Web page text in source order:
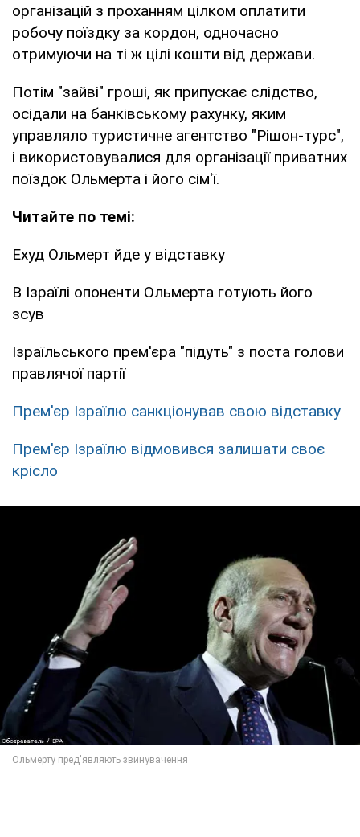
організацій з проханням цілком оплатити
робочу поїздку за кордон, одночасно
отримуючи на ті ж цілі кошти від держави.
Потім "зайві" гроші, як припускає слідство,
осідали на банківському рахунку, яким
управляло туристичне агентство "Рішон-турс",
і використовувалися для організації приватних
поїздок Ольмерта і його сім'ї.
Читайте по темі:
Ехуд Ольмерт йде у відставку
В Ізраїлі опоненти Ольмерта готують його
зсув
Ізраїльського прем'єра "підуть" з поста голови
правлячої партії
Прем'єр Ізраїлю санкціонував свою відставку
Прем'єр Ізраїлю відмовився залишати своє
крісло